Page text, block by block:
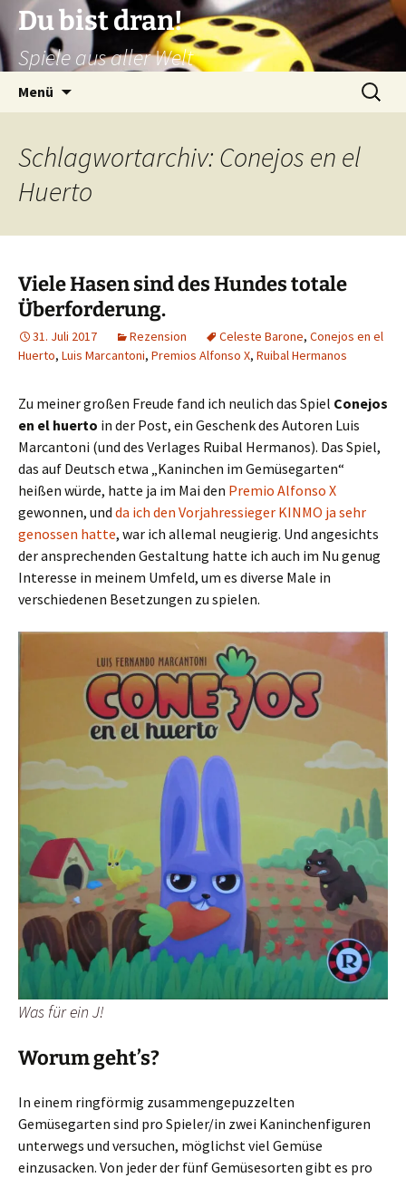
Zum
Inhalt
springen
Du bist dran!
Spiele aus aller Welt
Menü
Suchen
nach:
Schlagwortarchiv: Conejos en el
Huerto
Viele Hasen sind des Hundes totale
Überforderung.
31. Juli 2017 Rezension Celeste Barone, Conejos en el
Huerto, Luis Marcantoni, Premios Alfonso X, Ruibal Hermanos
Zu meiner großen Freude fand ich neulich das Spiel Conejos
en el huerto in der Post, ein Geschenk des Autoren Luis
Marcantoni (und des Verlages Ruibal Hermanos). Das Spiel,
das auf Deutsch etwa „Kaninchen im Gemüsegarten“
heißen würde, hatte ja im Mai den Premio Alfonso X
gewonnen, und da ich den Vorjahressieger KINMO ja sehr
genossen hatte, war ich allemal neugierig. Und angesichts
der ansprechenden Gestaltung hatte ich auch im Nu genug
Interesse in meinem Umfeld, um es diverse Male in
verschiedenen Besetzungen zu spielen.
Was für ein J!
Worum geht’s?
In einem ringförmig zusammengepuzzelten
Gemüsegarten sind pro Spieler/in zwei Kaninchenfiguren
unterwegs und versuchen, möglichst viel Gemüse
einzusacken. Von jeder der fünf Gemüsesorten gibt es pro